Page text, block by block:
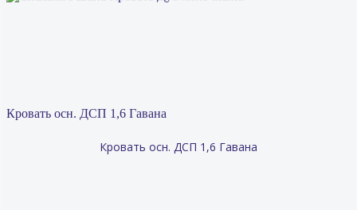
Кровать осн. ДСП 1,6 Гавана
Кровать осн. ДСП 1,6 Гавана